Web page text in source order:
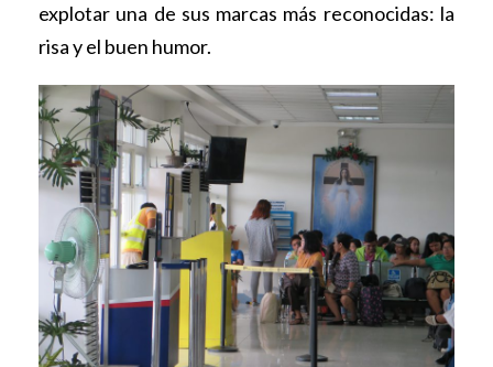
explotar una de sus marcas más reconocidas: la
risa y el buen humor.